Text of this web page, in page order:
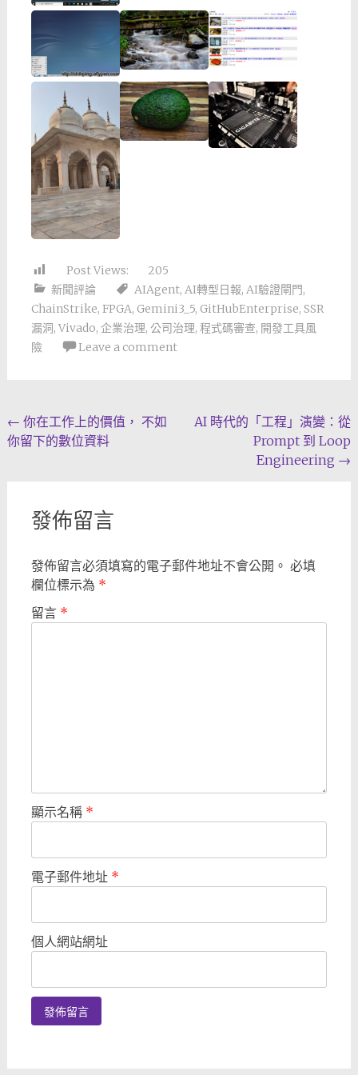
Post Views:
205
新聞評論
AIAgent, AI轉型日報, AI驗證閘門,
ChainStrike, FPGA, Gemini3_5, GitHubEnterprise, SSR
漏洞, Vivado, 企業治理, 公司治理, 程式碼審查, 開發工具風
險
Leave a comment
Post
navigation
← 你在工作上的價值， 不如
你留下的數位資料
AI 時代的「工程」演變：從
Prompt 到 Loop
Engineering →
發佈留言
發佈留言必須填寫的電子郵件地址不會公開。 必填
欄位標示為 *
留言 *
顯示名稱 *
電子郵件地址 *
個人網站網址